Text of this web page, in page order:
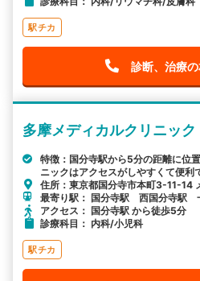
駅チカ
診断、治療
多摩メディカルクリニック
特徴：国分寺駅から5分の距離に位
ニックはアクセスがしやすくて便利
住所：東京都国分寺市本町3-11-14
最寄り駅： 国分寺駅 西国分寺駅
アクセス： 国分寺駅 から徒歩5分
診療科目： 内科/小児科
駅チカ